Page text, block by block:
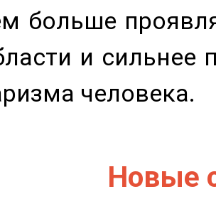
больше
и сильнее
человека.
Новые